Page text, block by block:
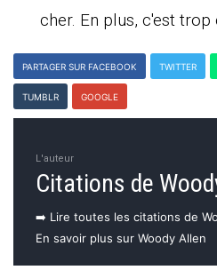
cher. En plus, c'est trop
PARTAGER SUR FACEBOOK TWITTER
TUMBLR GOOGLE
L'auteur
Citations de
➡️ Lire toutes les citations de
En savoir plus sur Woody Allen